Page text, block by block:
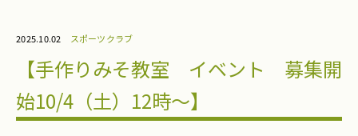
2025.10.02 スポーツクラブ
【手作りみそ教室 イベント 募集開
始10/4（土）12時～】